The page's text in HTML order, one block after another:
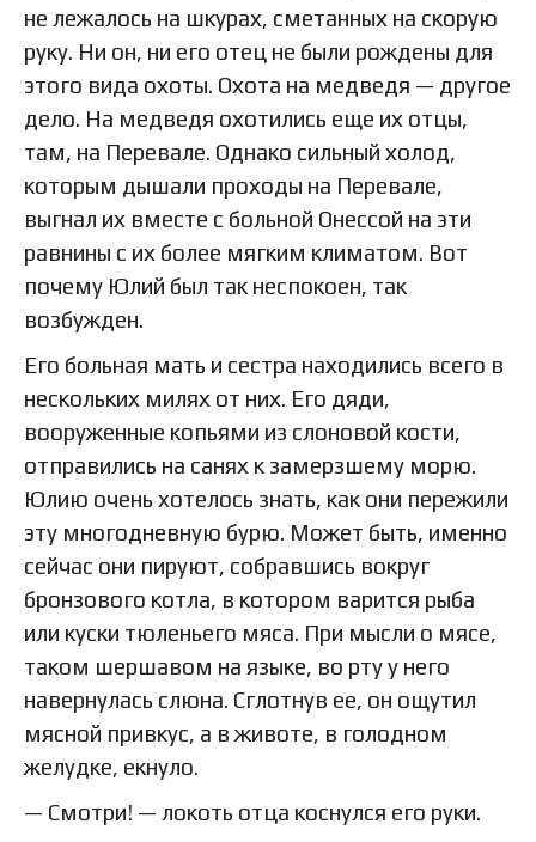
не лежалось на шкурах, сметанных на скорую
руку. Ни он, ни его отец не были рождены для
этого вида охоты. Охота на медведя — другое
дело. На медведя охотились еще их отцы,
там, на Перевале. Однако сильный холод,
которым дышали проходы на Перевале,
выгнал их вместе с больной Онессой на эти
равнины с их более мягким климатом. Вот
почему Юлий был так неспокоен, так
возбужден.
Его больная мать и сестра находились всего в
нескольких милях от них. Его дяди,
вооруженные копьями из слоновой кости,
отправились на санях к замерзшему морю.
Юлию очень хотелось знать, как они пережили
эту многодневную бурю. Может быть, именно
сейчас они пируют, собравшись вокруг
бронзового котла, в котором варится рыба
или куски тюленьего мяса. При мысли о мясе,
таком шершавом на языке, во рту у него
навернулась слюна. Сглотнув ее, он ощутил
мясной привкус, а в животе, в голодном
желудке, екнуло.
— Смотри! — локоть отца коснулся его руки.